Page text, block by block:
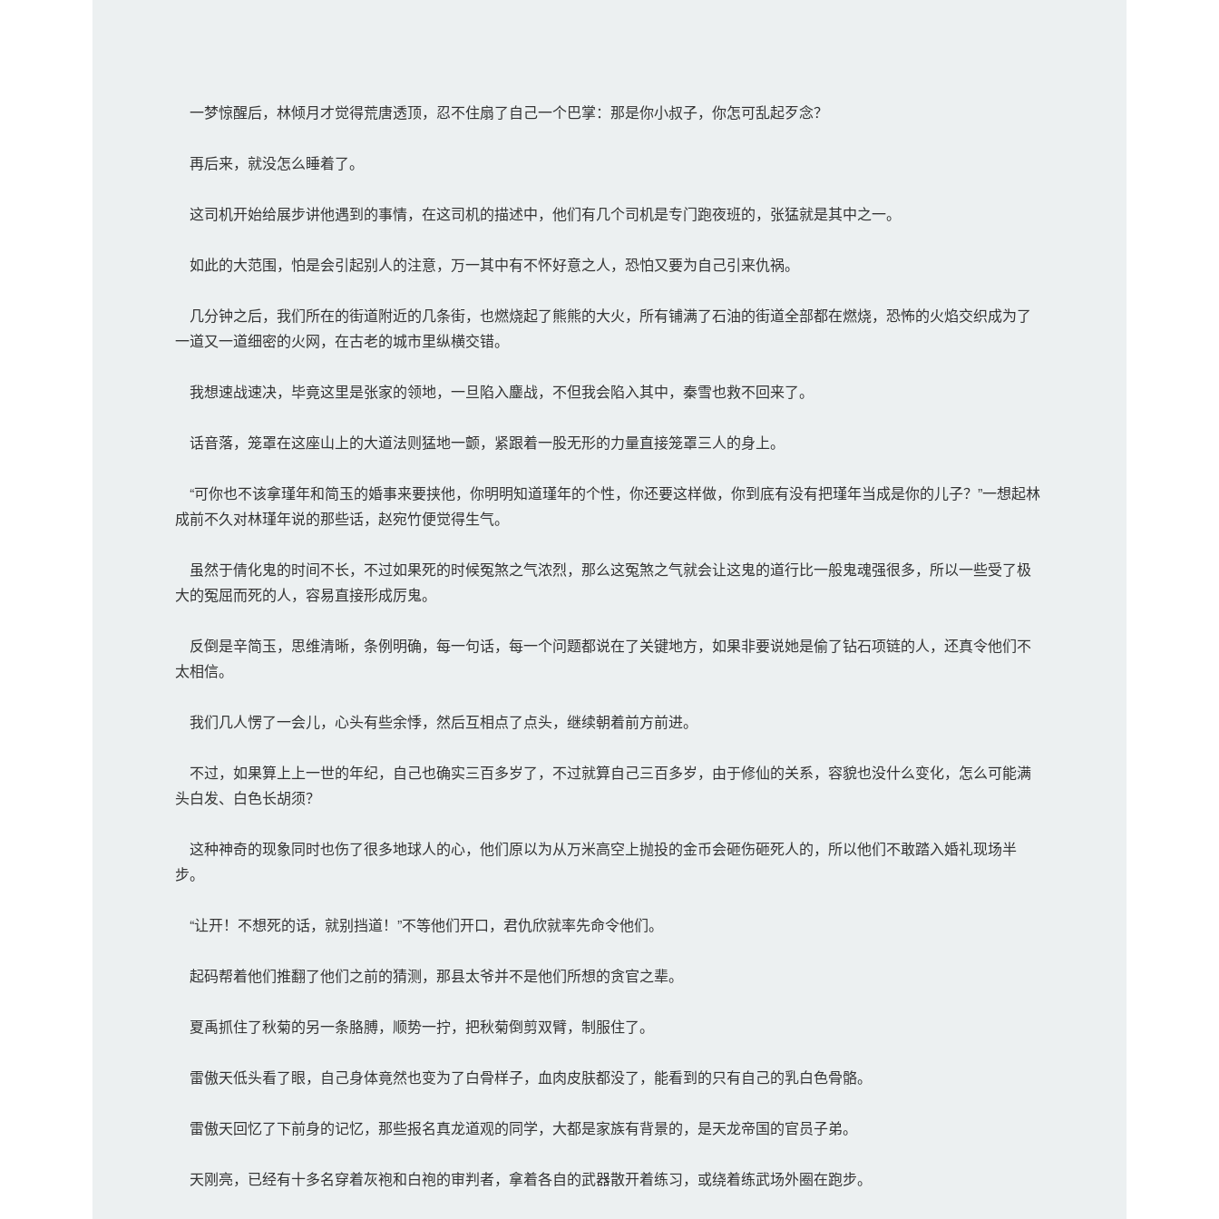
一梦惊醒后，林倾月才觉得荒唐透顶，忍不住扇了自己一个巴掌：那是你小叔子，你怎可乱起歹念？
再后来，就没怎么睡着了。
这司机开始给展步讲他遇到的事情，在这司机的描述中，他们有几个司机是专门跑夜班的，张猛就是其中之一。
如此的大范围，怕是会引起别人的注意，万一其中有不怀好意之人，恐怕又要为自己引来仇祸。
几分钟之后，我们所在的街道附近的几条街，也燃烧起了熊熊的大火，所有铺满了石油的街道全部都在燃烧，恐怖的火焰交织成为了
一道又一道细密的火网，在古老的城市里纵横交错。
我想速战速决，毕竟这里是张家的领地，一旦陷入鏖战，不但我会陷入其中，秦雪也救不回来了。
话音落，笼罩在这座山上的大道法则猛地一颤，紧跟着一股无形的力量直接笼罩三人的身上。
“可你也不该拿瑾年和简玉的婚事来要挟他，你明明知道瑾年的个性，你还要这样做，你到底有没有把瑾年当成是你的儿子？”一想起林
成前不久对林瑾年说的那些话，赵宛竹便觉得生气。
虽然于倩化鬼的时间不长，不过如果死的时候冤煞之气浓烈，那么这冤煞之气就会让这鬼的道行比一般鬼魂强很多，所以一些受了极
大的冤屈而死的人，容易直接形成厉鬼。
反倒是辛简玉，思维清晰，条例明确，每一句话，每一个问题都说在了关键地方，如果非要说她是偷了钻石项链的人，还真令他们不
太相信。
我们几人愣了一会儿，心头有些余悸，然后互相点了点头，继续朝着前方前进。
不过，如果算上上一世的年纪，自己也确实三百多岁了，不过就算自己三百多岁，由于修仙的关系，容貌也没什么变化，怎么可能满
头白发、白色长胡须？
这种神奇的现象同时也伤了很多地球人的心，他们原以为从万米高空上抛投的金币会砸伤砸死人的，所以他们不敢踏入婚礼现场半
步。
“让开！不想死的话，就别挡道！”不等他们开口，君仇欣就率先命令他们。
起码帮着他们推翻了他们之前的猜测，那县太爷并不是他们所想的贪官之辈。
夏禹抓住了秋菊的另一条胳膊，顺势一拧，把秋菊倒剪双臂，制服住了。
雷傲天低头看了眼，自己身体竟然也变为了白骨样子，血肉皮肤都没了，能看到的只有自己的乳白色骨骼。
雷傲天回忆了下前身的记忆，那些报名真龙道观的同学，大都是家族有背景的，是天龙帝国的官员子弟。
天刚亮，已经有十多名穿着灰袍和白袍的审判者，拿着各自的武器散开着练习，或绕着练武场外圈在跑步。